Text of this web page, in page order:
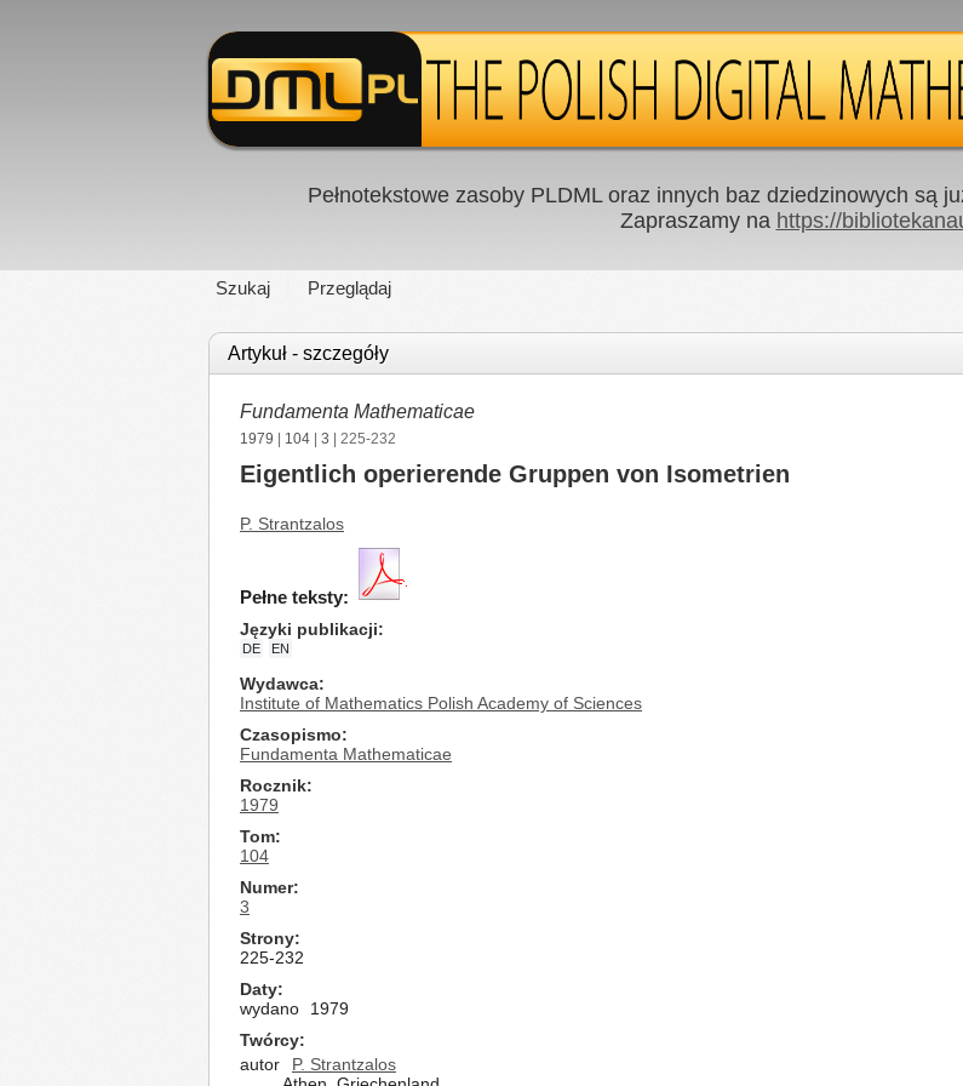
Pełnotekstowe zasoby PLDML oraz innych baz dziedzinowych są
Zapraszamy na https://
Szukaj Przeglądaj
Artykuł - szczegóły
Fundamenta Mathematicae
1979 104 3 | 225-232
Eigentlich operierende Gruppen von Isometrien
P. Strantzalos
Pełne teksty:
Języki publikacji
DE EN
Wydawca
Institute of Mathematics Polish Academy of Sciences
Czasopismo
Fundamenta Mathematicae
Rocznik
1979
Tom
104
Numer
3
Strony
225-232
Daty
wydano
1979
Twórcy
autor
P. Strantzalos